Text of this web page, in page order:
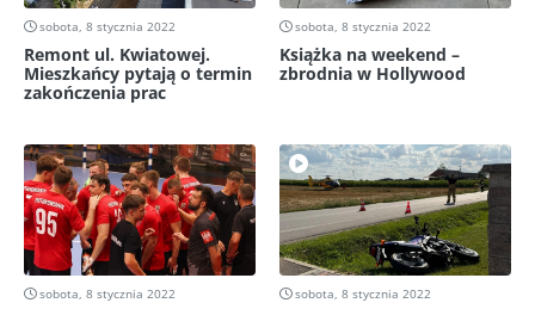
sobota, 8 stycznia 2022
Remont ul. Kwiatowej.
Mieszkańcy pytają o termin
zakończenia prac
sobota, 8 stycznia 2022
Książka na weekend –
zbrodnia w Hollywood
sobota, 8 stycznia 2022 sobota, 8 stycznia 2022